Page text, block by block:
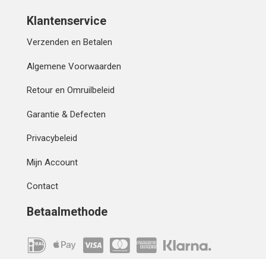
Klantenservice
Verzenden en Betalen
Algemene Voorwaarden
Retour en Omruilbeleid
Garantie & Defecten
Privacybeleid
Mijn Account
Contact
Betaalmethode